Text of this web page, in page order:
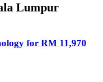
Lumpur
for RM 11,970